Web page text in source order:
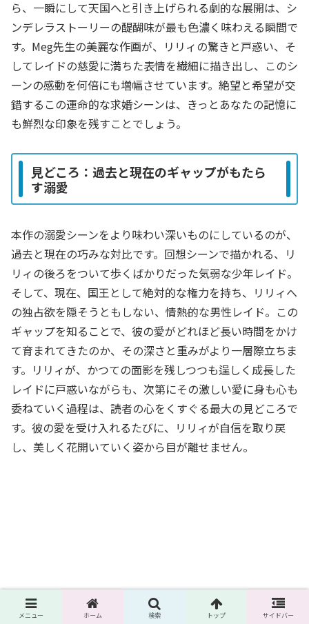
ら、一瞬にして天国へと引き上げられる劇的な展開は、シ
ンデレラストーリーの醍醐味が最も色濃く味わえる瞬間で
す。Meg先生の美麗な作画が、リリィの驚きと戸惑い、そ
してレイドの慈愛に満ちた表情を繊細に描き出し、このシ
ーンの感動を何倍にも増幅させています。絶望と希望が交
錯するこの運命的な求婚シーンは、きっとあなたの記憶に
も鮮烈な印象を残すことでしょう。
見どころ：過去と現在のギャップがもたら
す溺愛
本作の溺愛シーンをより味わい深いものにしているのが、
過去と現在の巧みな対比です。回想シーンで描かれる、リ
リィの後ろをついて歩くばかりだった気弱な少年レイド。
そして、現在、国王として絶対的な権力を持ち、リリィへ
の独占欲を隠そうともしない、情熱的な男性レイド。この
ギャップを知ることで、彼の愛がどれほど長い時間をかけ
て育まれてきたのか、その深さと重みがより一層際立ちま
す。リリィが、かつての面影を残しつつも逞しく成長した
レイドに戸惑いながらも、次第にその激しい愛に身も心も
委ねていく過程は、読者の心をくすぐる最大の見どころで
す。彼の愛を受け入れるたびに、リリィが自信を取り戻
し、美しく花開いていく姿から目が離せません。
メニュー ホーム 検索 トップ サイドバー